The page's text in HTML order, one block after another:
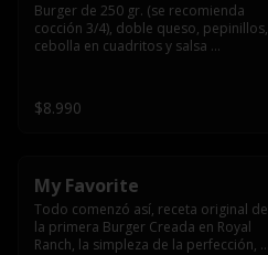
Burger de 250 gr. (se recomienda
cocción 3/4), doble queso, pepinillos,
cebolla en cuadritos y salsa
$8.990
My Favorite
Todo comenzó así, receta original de
la primera Burger Creada en Royal
Ranch, la simpleza de la perfección,